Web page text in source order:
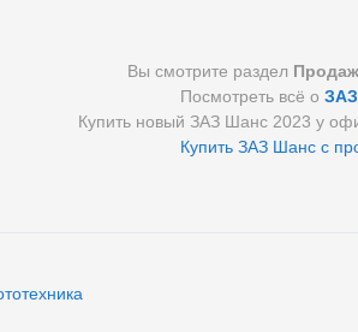
Вы смотрите раздел
Посмотреть всё о
Купить новый ЗАЗ Шанс 2023 у
Купить ЗАЗ Шанс с